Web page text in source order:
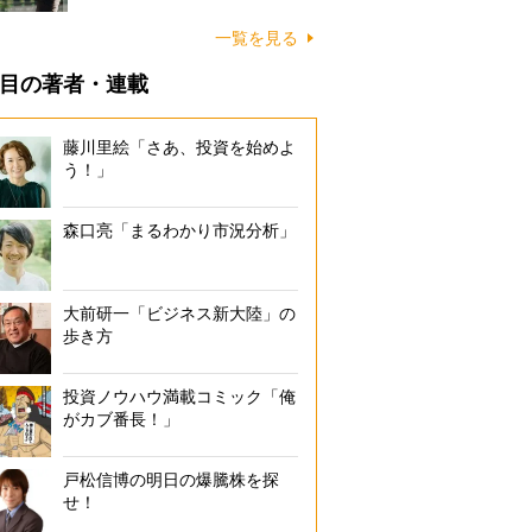
一覧を見る
の著者・連載
藤川里絵「さあ、投資を始めよ
う！」
森口亮「まるわかり市況分析」
大前研一「ビジネス新大陸」の
歩き方
投資ノウハウ満載コミック「俺
がカブ番長！」
戸松信博の明日の爆騰株を探
せ！